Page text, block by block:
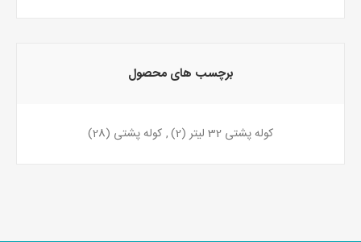
برچسب های محصول
کوله پشتی 32 لیتر (2)
, کوله پشتی (28)